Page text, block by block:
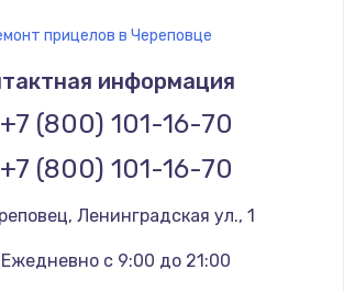
прицелов в Череповце
информация
+7 (800) 101-16-70
+7 (800) 101-16-70
, Ленинградская ул., 1
Ежедневно с 9:00 до 21:00